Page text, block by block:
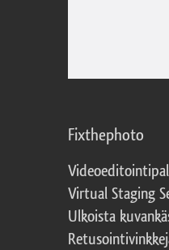
Fixthephoto
Virtual Staging
Ulkoista